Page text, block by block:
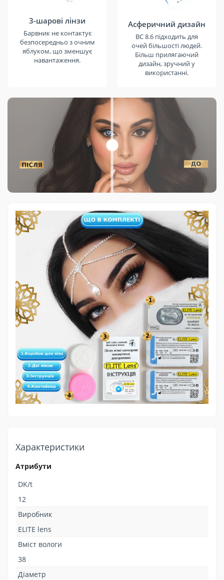
3-шарові лінзи
Барвник не контактує
безпосередньо з очним
яблуком, що зменшує
навантаження.
Асферичний дизайн
BC 8.6 підходить для
очей більшості людей.
Більш прилягаючий
дизайн, зручний у
використанні.
Характеристики
Атрибути
DK/t
12
Виробник
ELITE lens
Вміст вологи
38
Діаметр